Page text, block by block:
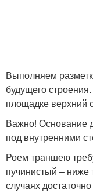
Выполняем
будущего
площадке верхний
Важно! Основание
под внутренними
Роем траншею
пучинистый – ниже
случаях